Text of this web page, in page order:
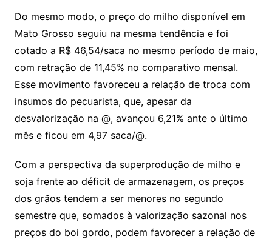
Do mesmo modo, o preço do milho disponível em
Mato Grosso seguiu na mesma tendência e foi
cotado a R$ 46,54/saca no mesmo período de maio,
com retração de 11,45% no comparativo mensal.
Esse movimento favoreceu a relação de troca com
insumos do pecuarista, que, apesar da
desvalorização na @, avançou 6,21% ante o último
mês e ficou em 4,97 saca/@.
Com a perspectiva da superprodução de milho e
soja frente ao déficit de armazenagem, os preços
dos grãos tendem a ser menores no segundo
semestre que, somados à valorização sazonal nos
preços do boi gordo, podem favorecer a relação de